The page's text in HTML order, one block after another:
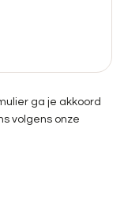
ga je akkoord
volgens onze